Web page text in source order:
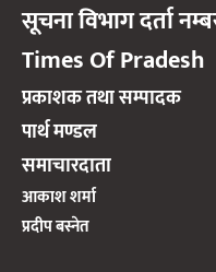
सूचना विभाग दर्ता
Times Of Pradesh
प्रकाशक तथा सम्पादक
पार्थ मण्डल
समाचारदाता
आकाश शर्मा
प्रदीप बस्नेत